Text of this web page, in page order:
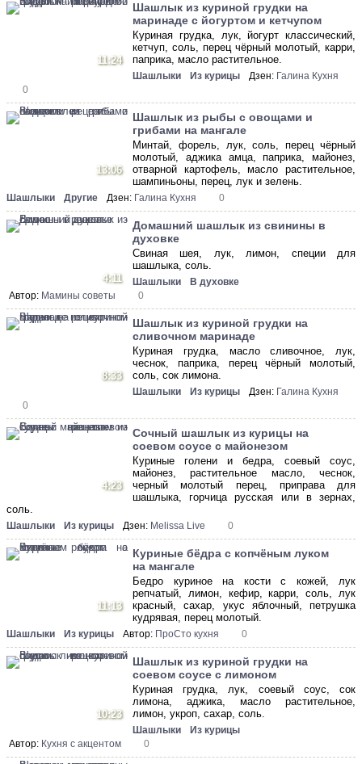
11:24
Шашлык из куриной грудки на
маринаде с йогуртом и кетчупом
Куриная грудка, лук, йогурт классический,
кетчуп, соль, перец чёрный молотый, карри,
паприка, масло растительное.
Шашлыки Из курицы Дзен: Галина Кухня
0
13:06
Шашлык из рыбы с овощами и
грибами на мангале
Минтай, форель, лук, соль, перец чёрный
молотый, аджика амца, паприка, майонез,
отварной картофель, масло растительное,
шампиньоны, перец, лук и зелень.
Шашлыки Другие Дзен: Галина Кухня 0
4:11
Домашний шашлык из свинины в
духовке
Свиная шея, лук, лимон, специи для
шашлыка, соль.
Шашлыки
В духовке
Автор: Мамины советы 0
8:33
Шашлык из куриной грудки на
сливочном маринаде
Куриная грудка, масло сливочное, лук,
чеснок, паприка, перец чёрный молотый,
соль, сок лимона.
Шашлыки Из курицы Дзен: Галина Кухня
0
4:23
Сочный шашлык из курицы на
соевом соусе с майонезом
Куриные голени и бедра, соевый соус,
майонез, растительное масло, чеснок,
черный молотый перец, приправа для
шашлыка, горчица русская или в зернах,
соль.
Шашлыки Из курицы Дзен: Melissa Live 0
11:13
Куриные бёдра с копчёным луком
на мангале
Бедро куриное на кости с кожей, лук
репчатый, лимон, кефир, карри, соль, лук
красный, сахар, укус яблочный, петрушка
кудрявая, перец молотый.
Шашлыки Из курицы Автор: ПроСто кухня 0
10:23
Шашлык из куриной грудки на
соевом соусе с лимоном
Куриная грудка, лук, соевый соус, сок
лимона, аджика, масло растительное,
лимон, укроп, сахар, соль.
Шашлыки
Из курицы
Автор: Кухня с акцентом 0